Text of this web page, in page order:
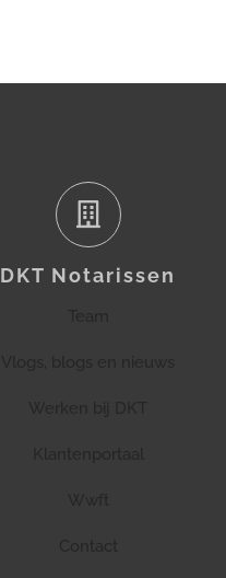
DKT Notarissen